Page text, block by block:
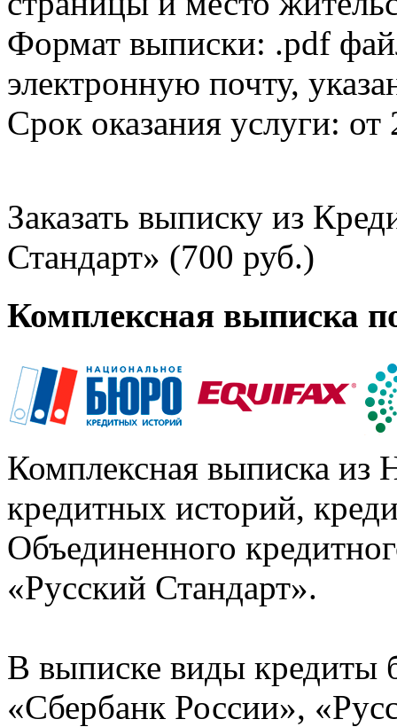
Формат выписки: .pdf
электронную почту,
Срок оказания услуги: от
Заказать выписку из
Стандарт» (700 руб.)
Комплексная выписка
Комплексная выписка из
кредитных историй,
Объединенного
«Русский Стандарт».
В выписке виды кредиты
«Сбербанк России»,